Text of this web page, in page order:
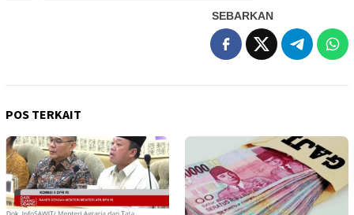
SEBARKAN
POS TERKAIT